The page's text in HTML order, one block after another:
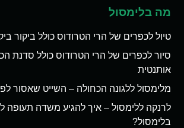
מה בלימסול
טיול לכפרים של הרי הטרודוס כולל ביקור
סיור לכפרים של הרי הטרודוס כולל סדנת
אותנטית
מלימסול ללגונה הכחולה – השייט שאסור
לרנקה ללימסול – איך להגיע משדה תעופה
בלימסול?